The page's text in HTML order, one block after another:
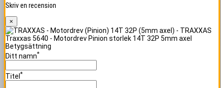
Skriv en recension
×
Traxxas 5640 - Motordrev Pinion storlek 14T 32P 5mm axel
Betygsättning
Ditt namn*
Titel *